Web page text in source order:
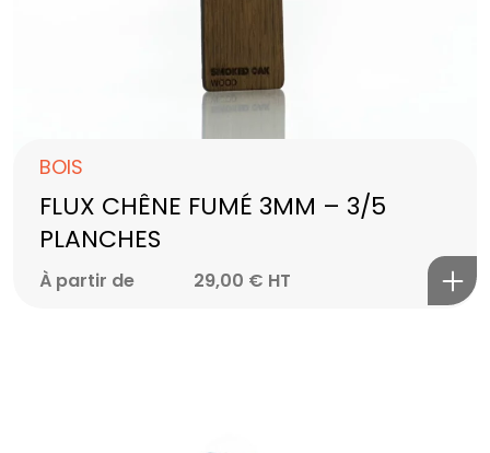
BOIS
FLUX CHÊNE FUMÉ 3MM – 3/5
PLANCHES
À partir de 29,00 € HT
Vous avez
UN PROJET
EN TÊTE ?
DISCUTONS EN